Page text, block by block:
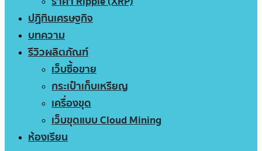
ปฏิทินเศรษฐกิจ
บทความ
รีวิวผลิตภัณฑ์
เว็บซื้อขาย
กระเป๋าเก็บเหรียญ
เครื่องขุด
เว็บขุดแบบ Cloud Mining
ห้องเรียน